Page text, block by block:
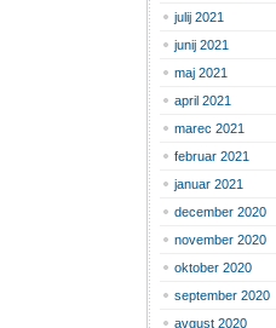
julij 2021
junij 2021
maj 2021
april 2021
marec 2021
februar 2021
januar 2021
december 2020
november 2020
oktober 2020
september 2020
avgust 2020